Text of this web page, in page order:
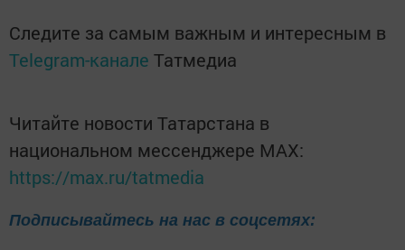
Следите за самым важным и интересным в
Telegram-канале Татмедиа
Читайте новости Татарстана в
национальном мессенджере MАХ:
https://max.ru/tatmedia
Подписывайтесь на нас в соцсетях: